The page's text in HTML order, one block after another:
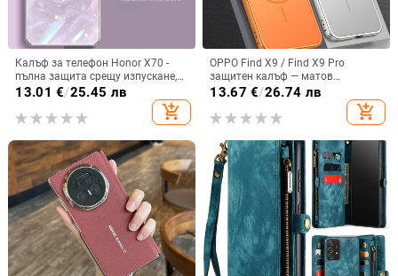
Калъф за телефон Honor X70 -
пълна защита срещу изпускане,
закалено стъкло, модел Аурора
13.01 €/25.45 лв
add_shopping_cart
OPPO Find X9 / Find X9 Pro
защитен калъф — матов
пластмасов, минималистичен
стил, против изпускане, магнитно
зареждане, възможност за
13.67 €/26.74 лв
add_shopping_cart